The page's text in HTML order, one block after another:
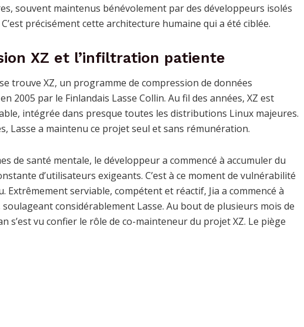
souvent maintenus bénévolement par des développeurs isolés
précisément cette architecture humaine qui a été ciblée.
XZ et l’infiltration patiente
trouve XZ, un programme de compression de données
2005 par le Finlandais Lasse Collin. Au fil des années, XZ est
intégrée dans presque toutes les distributions Linux majeures.
Lasse a maintenu ce projet seul et sans rémunération.
de santé mentale, le développeur a commencé à accumuler du
d’utilisateurs exigeants. C’est à ce moment de vulnérabilité
Extrêmement serviable, compétent et réactif, Jia a commencé à
considérablement Lasse. Au bout de plusieurs mois de
s’est vu confier le rôle de co-mainteneur du projet XZ. Le piège